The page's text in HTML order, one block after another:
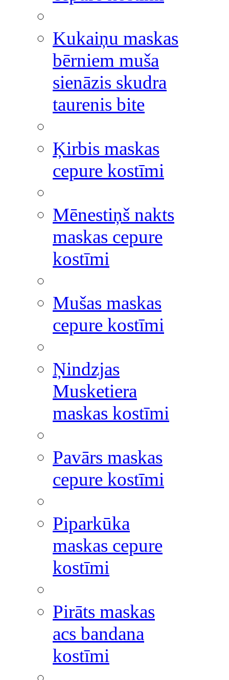
Kukaiņu maskas
bērniem muša
sienāzis skudra
taurenis bite
Ķirbis maskas
cepure kostīmi
Mēnestiņš nakts
maskas cepure
kostīmi
Mušas maskas
cepure kostīmi
Ņindzjas
Musketiera
maskas kostīmi
Pavārs maskas
cepure kostīmi
Piparkūka
maskas cepure
kostīmi
Pirāts maskas
acs bandana
kostīmi